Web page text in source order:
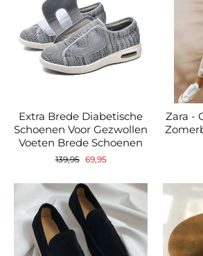
Extra Brede Diabetische
Schoenen Voor Gezwollen
Voeten Brede Schoenen
Normale
139,95 Verkoopprijs
69,95
Zara -